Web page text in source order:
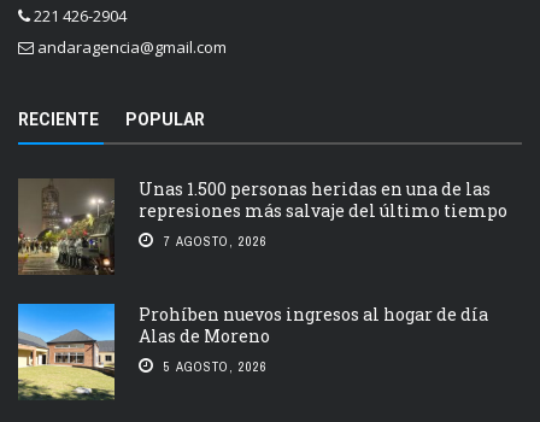
221 426-2904
andaragencia@gmail.com
RECIENTE POPULAR
Unas 1.500 personas heridas en una de las
represiones más salvaje del último tiempo
7 AGOSTO, 2026
Prohíben nuevos ingresos al hogar de día
Alas de Moreno
5 AGOSTO, 2026